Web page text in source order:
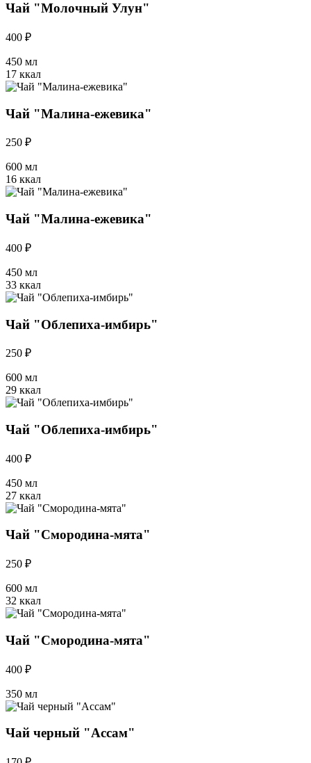
Чай "Молочный Улун"
400 ₽
450 мл
17 ккал
Чай "Малина-ежевика"
250 ₽
600 мл
16 ккал
Чай "Малина-ежевика"
400 ₽
450 мл
33 ккал
Чай "Облепиха-имбирь"
250 ₽
600 мл
29 ккал
Чай "Облепиха-имбирь"
400 ₽
450 мл
27 ккал
Чай "Смородина-мята"
250 ₽
600 мл
32 ккал
Чай "Смородина-мята"
400 ₽
350 мл
Чай черный "Ассам"